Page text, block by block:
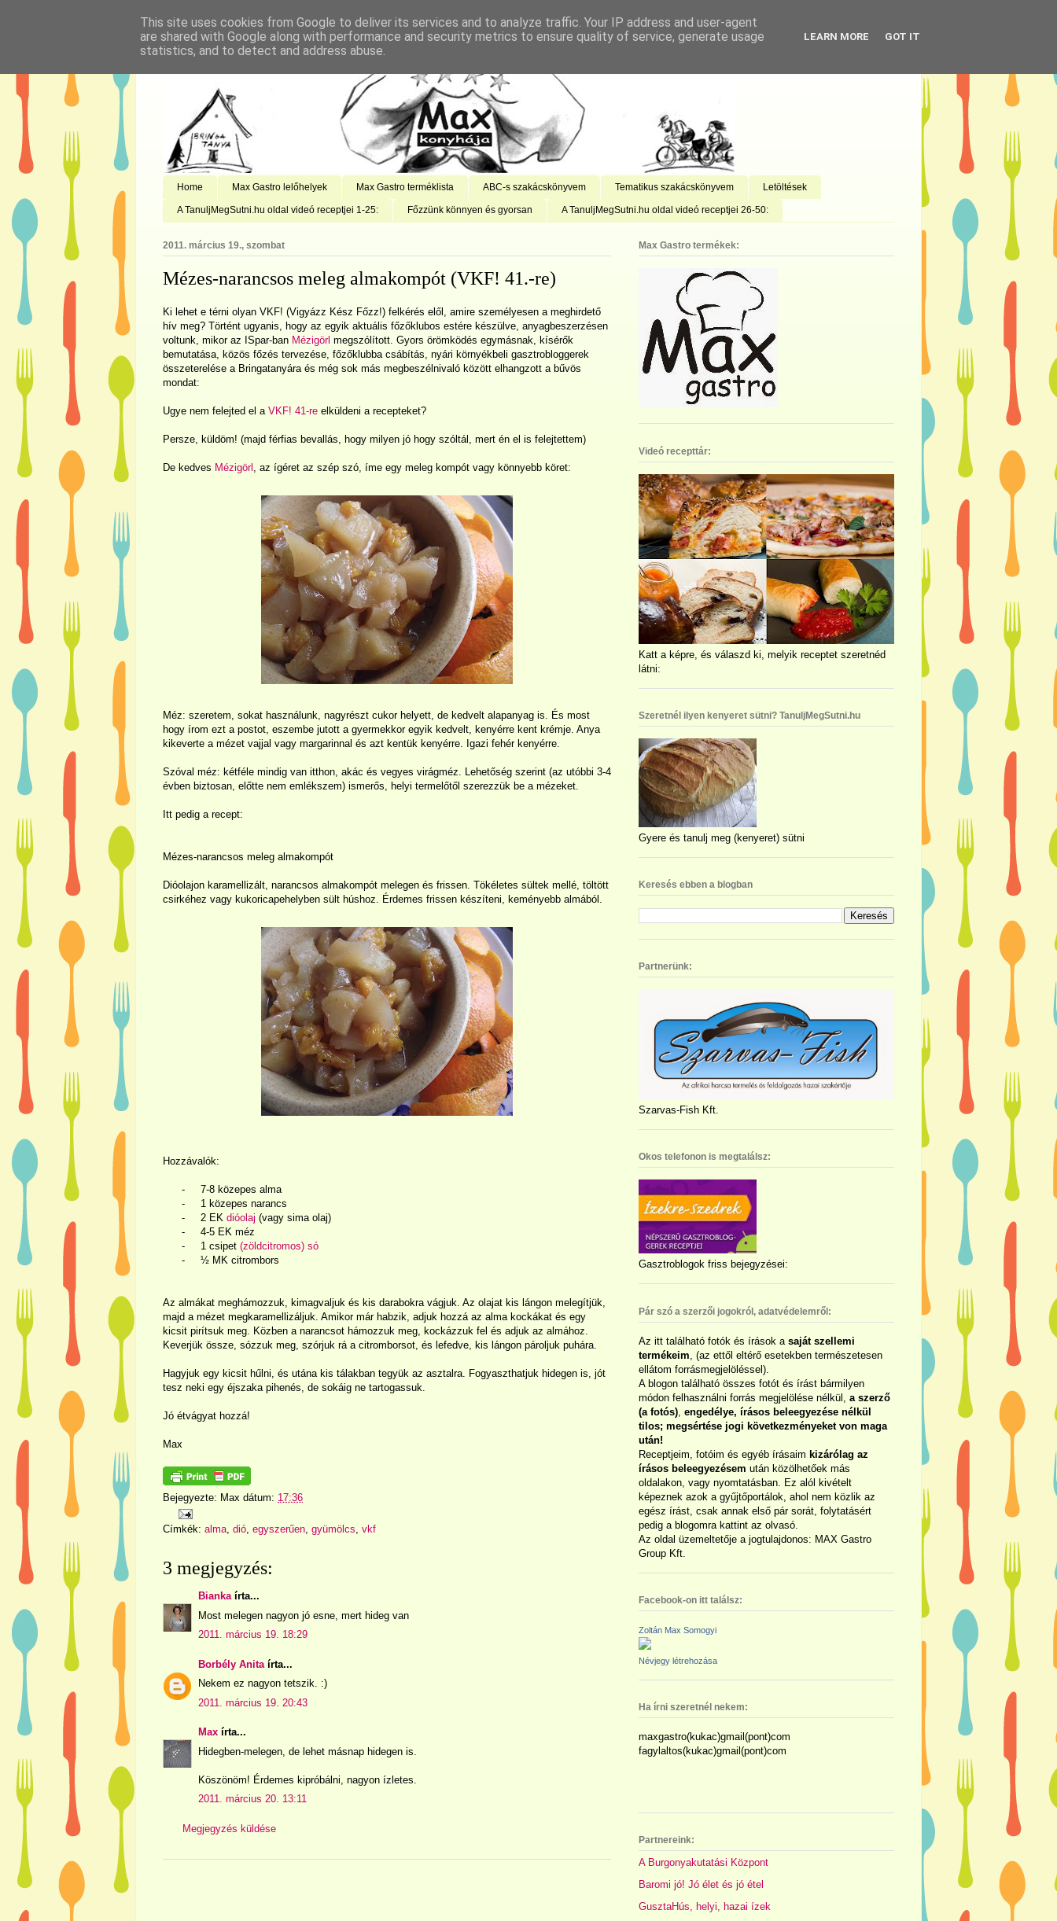
Home Max Gastro lelőhelyek Max Gastro terméklista ABC-s szakácskönyvem Tematikus szakácskönyvem Letöltések
A TanuljMegSutni.hu oldal videó receptjei 1-25: Főzzünk könnyen és gyorsan A TanuljMegSutni.hu oldal videó receptjei 26-50:
2011. március 19., szombat
Mézes-narancsos meleg almakompót (VKF! 41.-re)
Ki lehet e térni olyan VKF! (Vigyázz Kész Főzz!) felkérés elől, amire személyesen a meghirdető
hív meg? Történt ugyanis, hogy az egyik aktuális főzőklubos estére készülve, anyagbeszerzésen
voltunk, mikor az ISpar-ban Mézigörl megszólított. Gyors örömködés egymásnak, kísérők
bemutatása, közös főzés tervezése, főzőklubba csábítás, nyári környékbeli gasztrobloggerek
összeterelése a Bringatanyára és még sok más megbeszélnivaló között elhangzott a bűvös
mondat:
Ugye nem felejted el a VKF! 41-re elküldeni a recepteket?
Persze, küldöm! (majd férfias bevallás, hogy milyen jó hogy szóltál, mert én el is felejtettem)
De kedves Mézigörl , az ígéret az szép szó, íme egy meleg kompót vagy könnyebb köret:
Méz: szeretem, sokat használunk, nagyrészt cukor helyett, de kedvelt alapanyag is. És most
hogy írom ezt a postot, eszembe jutott a gyermekkor egyik kedvelt, kenyérre kent krémje. Anya
kikeverte a mézet vajjal vagy margarinnal és azt kentük kenyérre. Igazi fehér kenyérre.
Szóval méz: kétféle mindig van itthon, akác és vegyes virágméz. Lehetőség szerint (az utóbbi 3-4
évben biztosan, előtte nem emlékszem) ismerős, helyi termelőtől szerezzük be a mézeket.
Itt pedig a recept:
Mézes-narancsos meleg almakompót
Dióolajon karamellizált, narancsos almakompót melegen és frissen. Tökéletes sültek mellé, töltött
csirkéhez vagy kukoricapehelyben sült húshoz. Érdemes frissen készíteni, keményebb almából.
Hozzávalók:
-
7-8 közepes alma
-
1 közepes narancs
-
2 EK dióolaj (vagy sima olaj)
-
4-5 EK méz
-
1 csipet (zöldcitromos) só
-
½ MK citrombors
Az almákat meghámozzuk, kimagvaljuk és kis darabokra vágjuk. Az olajat kis lángon melegítjük,
majd a mézet megkaramellizáljuk. Amikor már habzik, adjuk hozzá az alma kockákat és egy
kicsit pirítsuk meg. Közben a narancsot hámozzuk meg, kockázzuk fel és adjuk az almához.
Keverjük össze, sózzuk meg, szórjuk rá a citromborsot, és lefedve, kis lángon pároljuk puhára.
Hagyjuk egy kicsit hűlni, és utána kis tálakban tegyük az asztalra. Fogyaszthatjuk hidegen is, jót
tesz neki egy éjszaka pihenés, de sokáig ne tartogassuk.
Jó étvágyat hozzá!
Max
Bejegyezte: Max dátum: 17:36
Címkék: alma, dió, egyszerűen, gyümölcs, vkf
3 megjegyzés:
Biankaírta...
Most melegen nagyon jó esne, mert hideg van
2011. március 19. 18:29
Borbély Anita írta...
Nekem ez nagyon tetszik. :)
2011. március 19. 20:43
Max írta...
Hidegben-melegen, de lehet másnap hidegen is.
Köszönöm! Érdemes kipróbálni, nagyon ízletes.
2011. március 20. 13:11
Megjegyzés küldése
Max Gastro termékek:
Videó recepttár:
Katt a képre, és válaszd ki, melyik receptet szeretnéd
látni:
Szeretnél ilyen kenyeret sütni? TanuljMegSutni.hu
Gyere és tanulj meg (kenyeret) sütni
Keresés ebben a blogban
Partnerünk:
Szarvas-Fish Kft.
Okos telefonon is megtalálsz:
Gasztroblogok friss bejegyzései:
Pár szó a szerzői jogokról, adatvédelemről:
Az itt található fotók és írások a saját szellemi
termékeim , (az ettől eltérő esetekben természetesen
ellátom forrásmegjelöléssel).
A blogon található összes fotót és írást bármilyen
módon felhasználni forrás megjelölése nélkül, a szerző
(a fotós) engedélye, írásos beleegyezése nélkül
tilos; megsértése jogi következményeket von maga
után!
Receptjeim, fotóim és egyéb írásaim kizárólag az
írásos beleegyezésem után közölhetőek más
oldalakon, vagy nyomtatásban. Ez alól kivételt
képeznek azok a gyűjtőportálok, ahol nem közlik az
egész írást, csak annak első pár sorát, folytatásért
pedig a blogomra kattint az olvasó.
Az oldal üzemeltetője a jogtulajdonos: MAX Gastro
Group Kft.
Facebook-on itt találsz:
Zoltán Max Somogyi
Névjegy létrehozása
Ha írni szeretnél nekem:
maxgastro(kukac)gmail(pont)com
fagylaltos(kukac)gmail(pont)com
Partnereink:
A Burgonyakutatási Központ
Baromi jó! Jó élet és jó étel
GusztaHús, helyi, hazai ízek
This site uses cookies from Google to deliver its services and to analyze traffic. Your IP address and user-agent
are shared with Google along with performance and security metrics to ensure quality of service, generate usage
statistics, and to detect and address abuse.
LEARN MORE GOT IT